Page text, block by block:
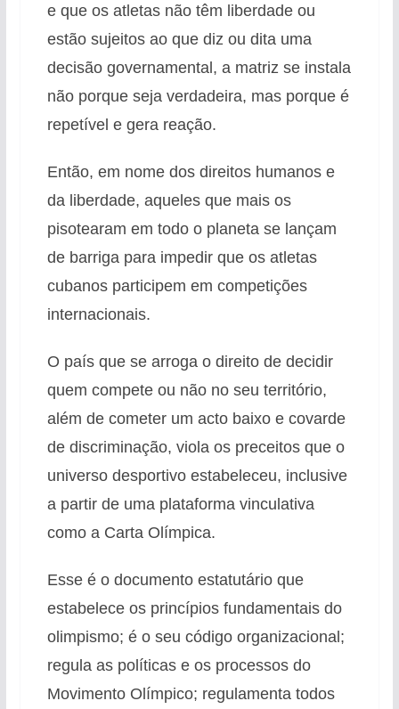
e que os atletas não têm liberdade ou
estão sujeitos ao que diz ou dita uma
decisão governamental, a matriz se instala
não porque seja verdadeira, mas porque é
repetível e gera reação.
Então, em nome dos direitos humanos e
da liberdade, aqueles que mais os
pisotearam em todo o planeta se lançam
de barriga para impedir que os atletas
cubanos participem em competições
internacionais.
O país que se arroga o direito de decidir
quem compete ou não no seu território,
além de cometer um acto baixo e covarde
de discriminação, viola os preceitos que o
universo desportivo estabeleceu, inclusive
a partir de uma plataforma vinculativa
como a Carta Olímpica.
Esse é o documento estatutário que
estabelece os princípios fundamentais do
olimpismo; é o seu código organizacional;
regula as políticas e os processos do
Movimento Olímpico; regulamenta todos